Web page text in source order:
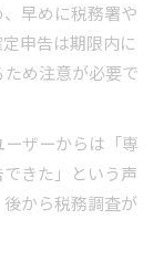
早めに税務署や
申告は期限内に
め注意が必要で
ザーからは「専
きた」という声
から税務調査が